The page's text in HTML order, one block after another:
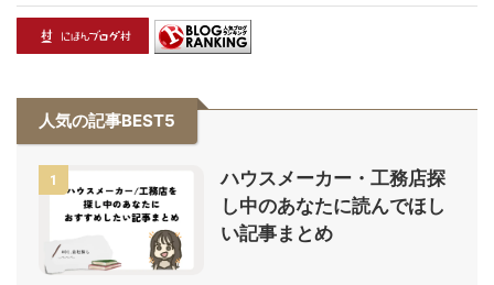
人気の記事BEST5
1
ハウスメーカー・工務店探
し中のあなたに読んでほし
い記事まとめ